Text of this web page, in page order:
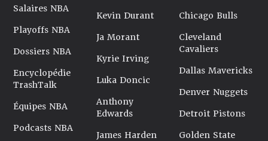
Salaires NBA
Playoffs NBA
Dossiers NBA
Encyclopédie
TrashTalk
Équipes NBA
Podcasts NBA
Kevin Durant
Ja Morant
Kyrie Irving
Luka Doncic
Anthony
Edwards
James Harden
Chicago Bulls
Cleveland
Cavaliers
Dallas Mavericks
Denver Nuggets
Detroit Pistons
Golden State